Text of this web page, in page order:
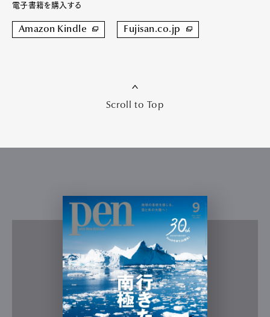
電子書籍を購入する
Amazon Kindle Fujisan.co.jp
Scroll to Top